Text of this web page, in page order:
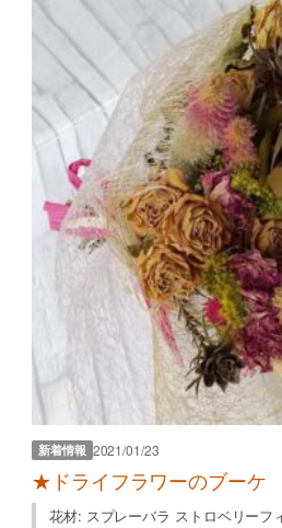
新着情報 2021/01/23
★ドライフラワーのブーケ
花材: スプレーバラ ストロベリーフ